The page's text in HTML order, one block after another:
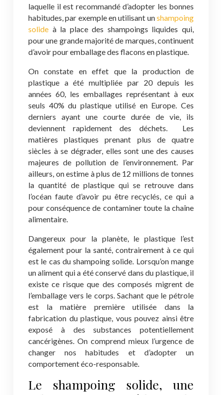
laquelle il est recommandé d’adopter les bonnes
habitudes, par exemple en utilisant unshampoing
solide à la place des shampoings liquides qui,
pour une grande majorité de marques, continuent
d’avoir pour emballage des flacons en plastique.
On constate en effet que la production de
plastique a été multipliée par 20 depuis les
années 60, les emballages représentant à eux
seuls 40% du plastique utilisé en Europe. Ces
derniers ayant une courte durée de vie, ils
deviennent rapidement des déchets. Les
matières plastiques prenant plus de quatre
siècles à se dégrader, elles sont une des causes
majeures de pollution de l’environnement. Par
ailleurs, on estime à plus de 12 millions de tonnes
la quantité de plastique qui se retrouve dans
l’océan faute d’avoir pu être recyclés, ce qui a
pour conséquence de contaminer toute la chaîne
alimentaire.
Dangereux pour la planète, le plastique l’est
également pour la santé, contrairement à ce qui
est le cas du shampoing solide. Lorsqu’on mange
un aliment qui a été conservé dans du plastique, il
existe ce risque que des composés migrent de
l’emballage vers le corps. Sachant que le pétrole
est la matière première utilisée dans la
fabrication du plastique, vous pouvez ainsi être
exposé à des substances potentiellement
cancérigènes. On comprend mieux l’urgence de
changer nos habitudes et d’adopter un
comportement éco-responsable.
Le shampoing solide, une